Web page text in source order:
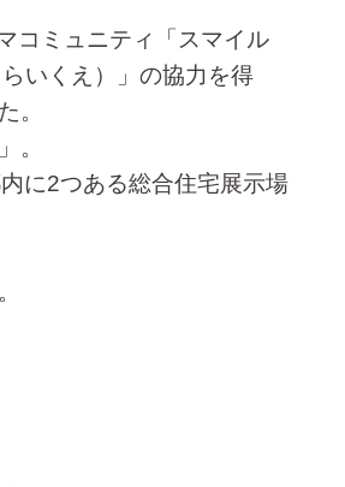
コミュニティ「スマイル
いくえ）」の協力を得
。
。
に2つある総合住宅展示場